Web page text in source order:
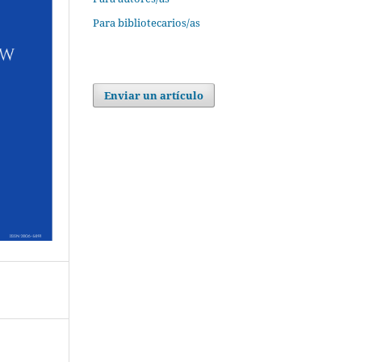
Para bibliotecarios/as
Enviar un artículo